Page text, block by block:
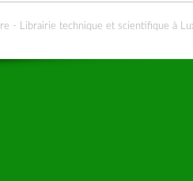
- Librairie technique et scientifique à